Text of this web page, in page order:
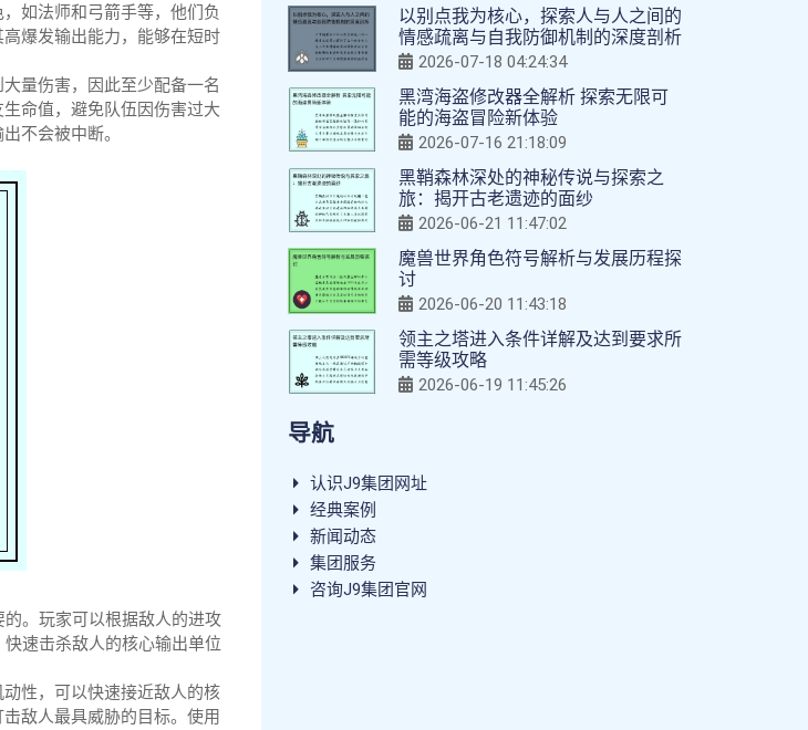
如法师和弓箭手等，他们负
爆发输出能力，能够在短时
量伤害，因此至少配备一名
命值，避免队伍因伤害过大
不会被中断。
。玩家可以根据敌人的进攻
速击杀敌人的核心输出单位
性，可以快速接近敌人的核
敌人最具威胁的目标。使用
以别点我为核心，探索人与人之间的
情感疏离与自我防御机制的深度剖析
2026-07-18 04:24:34
黑湾海盗修改器全解析 探索无限可
能的海盗冒险新体验
2026-07-16 21:18:09
黑鞘森林深处的神秘传说与探索之
旅：揭开古老遗迹的面纱
2026-06-21 11:47:02
魔兽世界角色符号解析与发展历程探
讨
2026-06-20 11:43:18
领主之塔进入条件详解及达到要求所
需等级攻略
2026-06-19 11:45:26
导航
认识J9集团网址
经典案例
新闻动态
集团服务
咨询J9集团官网